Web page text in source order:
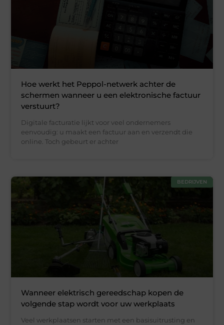
Hoe werkt het Peppol-netwerk achter de
schermen wanneer u een elektronische factuur
verstuurt?
Digitale facturatie lijkt voor veel ondernemers
eenvoudig: u maakt een factuur aan en verzendt die
online. Toch gebeurt er achter
BEDRIJVEN
Wanneer elektrisch gereedschap kopen de
volgende stap wordt voor uw werkplaats
Veel werkplaatsen starten met een basisuitrusting en